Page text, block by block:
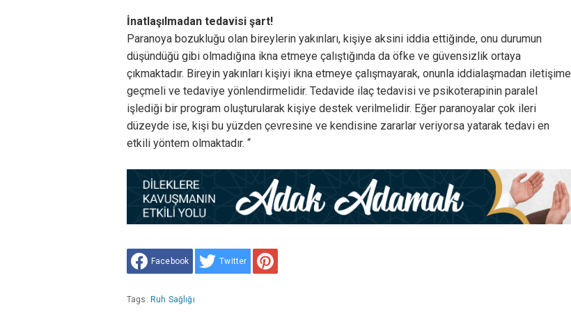
İnatlaşılmadan tedavisi şart!
Paranoya bozukluğu olan bireylerin yakınları, kişiye aksini iddia ettiğinde, onu durumun
düşündüğü gibi olmadığına ikna etmeye çalıştığında da öfke ve güvensizlik ortaya
çıkmaktadır. Bireyin yakınları kişiyi ikna etmeye çalışmayarak, onunla iddialaşmadan iletişime
geçmeli ve tedaviye yönlendirmelidir. Tedavide ilaç tedavisi ve psikoterapinin paralel
işlediği bir program oluşturularak kişiye destek verilmelidir. Eğer paranoyalar çok ileri
düzeyde ise, kişi bu yüzden çevresine ve kendisine zararlar veriyorsa yatarak tedavi en
etkili yöntem olmaktadır. “
Facebook Twitter
Tags: Ruh Sağlığı